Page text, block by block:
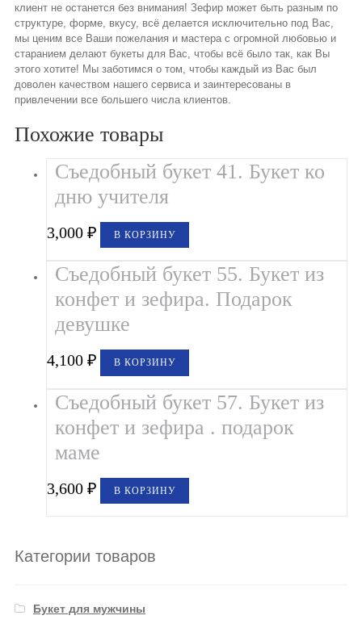
клиент не останется без внимания! Зефир может быть разным по
структуре, форме, вкусу, всё делается исключительно под Вас,
мы ценим все Ваши пожелания и мастера с огромной любовью и
старанием делают букеты для Вас, чтобы всё было так, как Вы
этого хотите! Мы заботимся о том, чтобы каждый из Вас был
доволен качеством нашего сервиса и заинтересованы в
привлечении все большего числа клиентов.
Похожие товары
Съедобный букет 41. Букет ко
дню учителя
3,000₽ В КОРЗИНУ
Съедобный букет 55. Букет из
конфет и зефира. Подарок
девушке
4,100₽ В КОРЗИНУ
Съедобный букет 57. Букет из
конфет и зефира . подарок
маме
3,600₽ В КОРЗИНУ
Категории товаров
Букет для мужчины